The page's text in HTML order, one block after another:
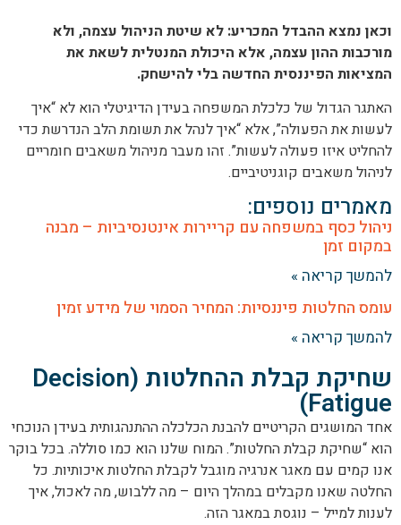
וכאן נמצא ההבדל המכריע: לא שיטת הניהול עצמה, ולא
מורכבות ההון עצמה, אלא היכולת המנטלית לשאת את
המציאות הפיננסית החדשה בלי להישחק.
האתגר הגדול של כלכלת המשפחה בעידן הדיגיטלי הוא לא “איך
לעשות את הפעולה”, אלא “איך לנהל את תשומת הלב הנדרשת כדי
להחליט איזו פעולה לעשות”. זהו מעבר מניהול משאבים חומריים
לניהול משאבים קוגניטיביים.
מאמרים נוספים:
ניהול כסף במשפחה עם קריירות אינטנסיביות – מבנה
במקום זמן
להמשך קריאה »
עומס החלטות פיננסיות: המחיר הסמוי של מידע זמין
להמשך קריאה »
שחיקת קבלת ההחלטות (Decision
Fatigue)
אחד המושגים הקריטיים להבנת הכלכלה ההתנהגותית בעידן הנוכחי
הוא “שחיקת קבלת החלטות”. המוח שלנו הוא כמו סוללה. בכל בוקר
אנו קמים עם מאגר אנרגיה מוגבל לקבלת החלטות איכותיות. כל
החלטה שאנו מקבלים במהלך היום – מה ללבוש, מה לאכול, איך
לענות למייל – נוגסת במאגר הזה.